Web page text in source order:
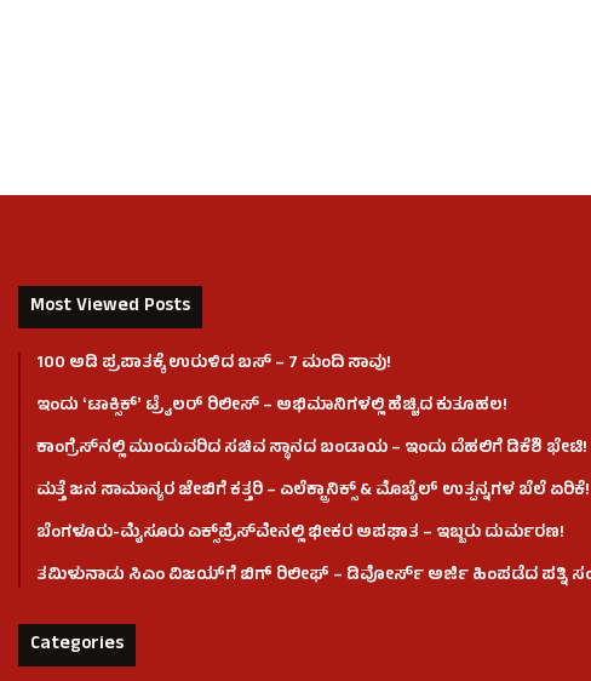
Most Viewed Posts
100 ಅಡಿ ಪ್ರಪಾತಕ್ಕೆ ಉರುಳಿದ ಬಸ್‌ – 7 ಮಂದಿ ಸಾವು!
ಇಂದು ʻಟಾಕ್ಸಿಕ್ʼ ಟ್ರೈಲರ್ ರಿಲೀಸ್‌ – ಅಭಿಮಾನಿಗಳಲ್ಲಿ ಹೆಚ್ಚಿದ ಕುತೂಹಲ!
ಕಾಂಗ್ರೆಸ್​ನಲ್ಲಿ ಮುಂದುವರಿದ ಸಚಿವ ಸ್ಥಾನದ ಬಂಡಾಯ – ಇಂದು ದೆಹಲಿಗೆ ಡಿಕೆಶಿ ಭೇಟಿ!
ಮತ್ತೆ ಜನ ಸಾಮಾನ್ಯರ ಜೇಬಿಗೆ ಕತ್ತರಿ – ಎಲೆಕ್ಟ್ರಾನಿಕ್ಸ್ & ಮೊಬೈಲ್ ಉತ್ಪನ್ನಗಳ ಬೆಲೆ ಏರಿಕೆ!
ಬೆಂಗಳೂರು-ಮೈಸೂರು ಎಕ್ಸ್‌ಪ್ರೆಸ್‌ವೇನಲ್ಲಿ ಭೀಕರ ಅಪಘಾತ – ಇಬ್ಬರು ದುರ್ಮರಣ!
ತಮಿಳುನಾಡು ಸಿಎಂ ವಿಜಯ್‌ಗೆ ಬಿಗ್ ರಿಲೀಫ್ – ಡಿವೋರ್ಸ್ ಅರ್ಜಿ ಹಿಂಪಡೆದ ಪತ್ನಿ
Categories